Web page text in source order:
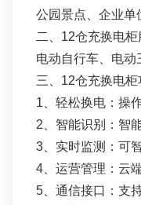
公园景点、企业单
二、12仓充换电柜
电动自行车、电动
三、12仓充换电柜
1、轻松换电：操
2、智能识别：智
3、实时监测：可
4、运营管理：云
5、通信接口：支